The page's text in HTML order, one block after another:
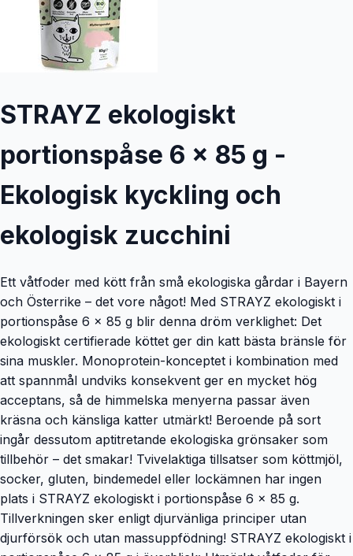
STRAYZ ekologiskt
portionspåse 6 x 85 g -
Ekologisk kyckling och
ekologisk zucchini
Ett våtfoder med kött från små ekologiska gårdar i Bayern
och Österrike – det vore något! Med STRAYZ ekologiskt i
portionspåse 6 x 85 g blir denna dröm verklighet: Det
ekologiskt certifierade köttet ger din katt bästa bränsle för
sina muskler. Monoprotein-konceptet i kombination med
att spannmål undviks konsekvent ger en mycket hög
acceptans, så de himmelska menyerna passar även
kräsna och känsliga katter utmärkt! Beroende på sort
ingår dessutom aptitretande ekologiska grönsaker som
tillbehör – det smakar! Tvivelaktiga tillsatser som köttmjöl,
socker, gluten, bindemedel eller lockämnen har ingen
plats i STRAYZ ekologiskt i portionspåse 6 x 85 g.
Tillverkningen sker enligt djurvänliga principer utan
djurförsök och utan massuppfödning! STRAYZ ekologiskt i